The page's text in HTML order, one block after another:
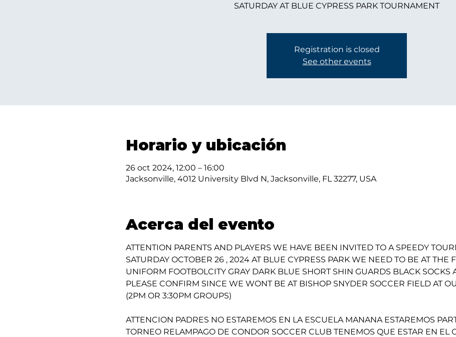
SATURDAY AT BLUE CYPRESS PARK TOURNAMENT
Registration is closed
See other events
Horario y ubicación
26 oct 2024, 12:00 – 16:00
Jacksonville, 4012 University Blvd N, Jacksonville, FL 32277, USA
Acerca del evento
ATTENTION PARENTS AND PLAYERS WE HAVE BEEN INVITED TO A SPEEDY
SATURDAY OCTOBER 26 , 2024 AT BLUE CYPRESS PARK WE NEED TO BE AT THE
UNIFORM FOOTBOLCITY GRAY DARK BLUE SHORT SHIN GUARDS BLACK SOCKS
PLEASE CONFIRM SINCE WE WONT BE AT BISHOP SNYDER SOCCER FIELD AT
(2PM OR 3:30PM GROUPS)
ATTENCION PADRES NO ESTAREMOS EN LA ESCUELA MANANA ESTAREMOS
TORNEO RELAMPAGO DE CONDOR SOCCER CLUB TENEMOS QUE ESTAR EN EL